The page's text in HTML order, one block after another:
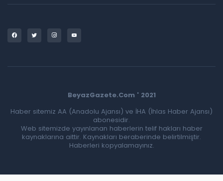
BeyazGazete.Com ' 2021
Haber sitemiz AA (Anadolu Ajansı) ve İHA (İhlas Haber Ajansı)
abonesidir.
Web sitemizde yayınlanan haberlerin telif hakları haber
kaynaklarına aittir. Kaynakları beraberinde belirtilmiştir.
Haberleri kopyalamayınız.